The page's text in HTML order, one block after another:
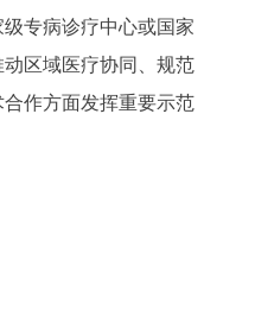
专病诊疗中心或国家
区域医疗协同、规范
作方面发挥重要示范